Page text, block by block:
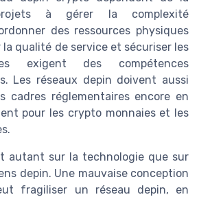
à gérer la complexité
des ressources physiques
la qualité de service et sécuriser les
exigent des compétences
Les réseaux depin doivent aussi
cadres réglementaires encore en
pour les crypto monnaies et les
autant sur la technologie que sur
depin. Une mauvaise conception
fragiliser un réseau depin, en